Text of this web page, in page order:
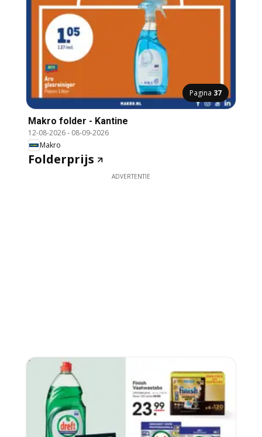
Pagina 37
Makro folder - Kantine
12-08-2026- 08-09-2026
Makro
Folderprijs
ADVERTENTIE